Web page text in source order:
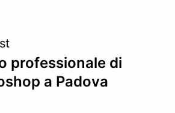
professionale di
a Padova